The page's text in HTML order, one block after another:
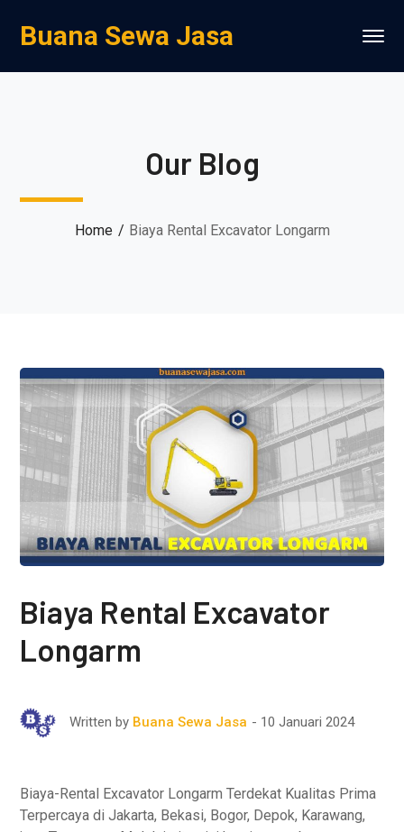
Buana Sewa Jasa
Our Blog
Home Biaya Rental Excavator Longarm
Biaya Rental Excavator
Longarm
Written by Buana Sewa Jasa 10 Januari 2024
Biaya-Rental Excavator Longarm Terdekat Kualitas Prima
Terpercaya di Jakarta, Bekasi, Bogor, Depok, Karawang,